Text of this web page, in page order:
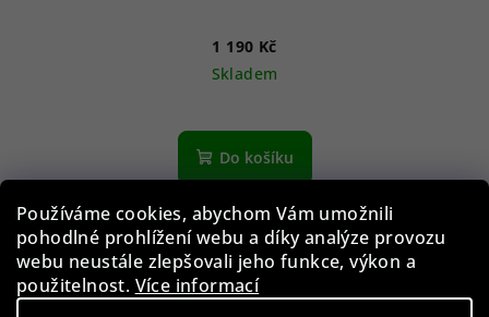
Používáme cookies, abychom Vám umožnili
pohodlné prohlížení webu a díky analýze provozu
webu neustále zlepšovali jeho funkce, výkon a
použitelnost. Více informací
1 190 Kč
Skladem
Do košíku
Akce